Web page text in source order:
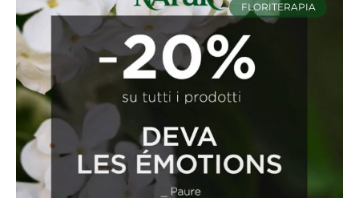
FLORITERAPIA